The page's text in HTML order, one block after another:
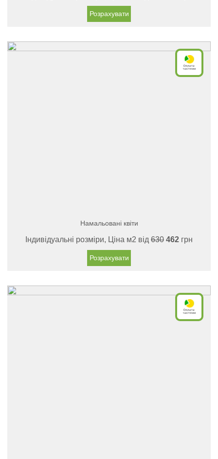
Розрахувати
Намальовані квіти
Індивідуальні розміри, Ціна м2 від 630 462 грн
Розрахувати